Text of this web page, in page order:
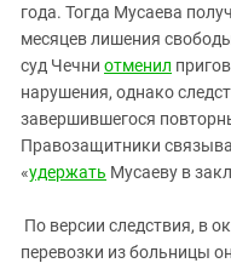
года. Тогда Мусаева
месяцев лишения
суд Чечни отменил
нарушения, однако
завершившегося
Правозащитники
«удержать Мусаеву в
По версии следствия, в
перевозки из больницы